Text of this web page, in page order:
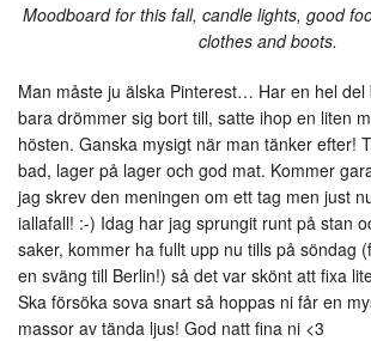
Moodboard for this fall, candle lights, good
clothes and boots.
Man måste ju älska Pinterest… Har en hel del
bara drömmer sig bort till, satte ihop en liten
hösten. Ganska mysigt när man tänker efter!
bad, lager på lager och god mat. Kommer
jag skrev den meningen om ett tag men just
iallafall! :-) Idag har jag sprungit runt på stan
saker, kommer ha fullt upp nu tills på söndag
en sväng till Berlin!) så det var skönt att fixa
Ska försöka sova snart så hoppas ni får en
massor av tända ljus! God natt fina ni <3